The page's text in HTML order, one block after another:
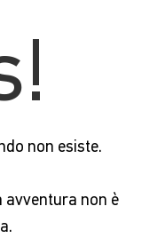
non esiste.
avventura non è